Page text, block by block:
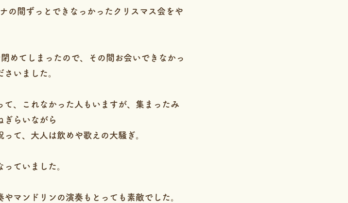
の間ずっとできなっかったクリスマス会をや
めてしまったので、その間お会いできなかっ
いました。
、これなかった人もいますが、集まったみ
ぎらいながら
て、大人は飲めや歌えの大騒ぎ。
ていました。
マンドリンの演奏もとっても素敵でした。